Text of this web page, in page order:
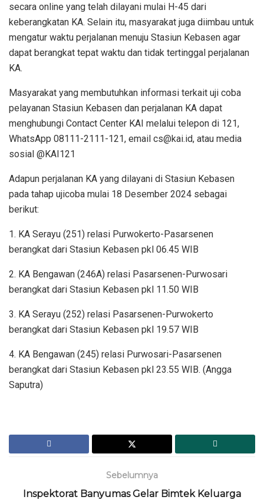
secara online yang telah dilayani mulai H-45 dari
keberangkatan KA. Selain itu, masyarakat juga diimbau untuk
mengatur waktu perjalanan menuju Stasiun Kebasen agar
dapat berangkat tepat waktu dan tidak tertinggal perjalanan
KA.
Masyarakat yang membutuhkan informasi terkait uji coba
pelayanan Stasiun Kebasen dan perjalanan KA dapat
menghubungi Contact Center KAI melalui telepon di 121,
WhatsApp 08111-2111-121, email cs@kai.id, atau media
sosial @KAI121
Adapun perjalanan KA yang dilayani di Stasiun Kebasen
pada tahap ujicoba mulai 18 Desember 2024 sebagai
berikut:
1. KA Serayu (251) relasi Purwokerto-Pasarsenen
berangkat dari Stasiun Kebasen pkl 06.45 WIB
2. KA Bengawan (246A) relasi Pasarsenen-Purwosari
berangkat dari Stasiun Kebasen pkl 11.50 WIB
3. KA Serayu (252) relasi Pasarsenen-Purwokerto
berangkat dari Stasiun Kebasen pkl 19.57 WIB
4. KA Bengawan (245) relasi Purwosari-Pasarsenen
berangkat dari Stasiun Kebasen pkl 23.55 WIB. (Angga
Saputra)
Sebelumnya
Inspektorat Banyumas Gelar Bimtek Keluarga